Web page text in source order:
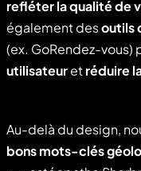
refléter la qualité de
également desoutils
(ex. GoRendez-vous)
utilisateuretréduire
Au-delà du design,
bons mots-clés